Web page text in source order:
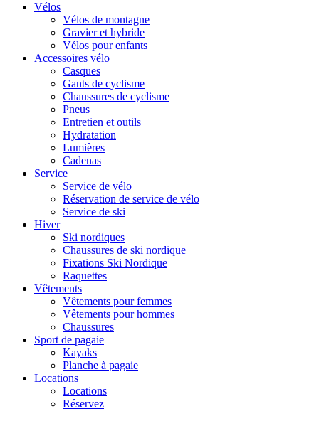
Vélos
Vélos de montagne
Gravier et hybride
Vélos pour enfants
Accessoires vélo
Casques
Gants de cyclisme
Chaussures de cyclisme
Pneus
Entretien et outils
Hydratation
Lumières
Cadenas
Service
Service de vélo
Réservation de service de vélo
Service de ski
Hiver
Ski nordiques
Chaussures de ski nordique
Fixations Ski Nordique
Raquettes
Vêtements
Vêtements pour femmes
Vêtements pour hommes
Chaussures
Sport de pagaie
Kayaks
Planche à pagaie
Locations
Locations
Réservez